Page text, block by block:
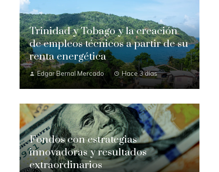
Trinidad y Tobago y la creación
de empleos técnicos a partir de su
renta energética
Edgar Bernal Mercado Hace 3 días
Fondos con estrategias
innovadoras y resultados
extraordinarios